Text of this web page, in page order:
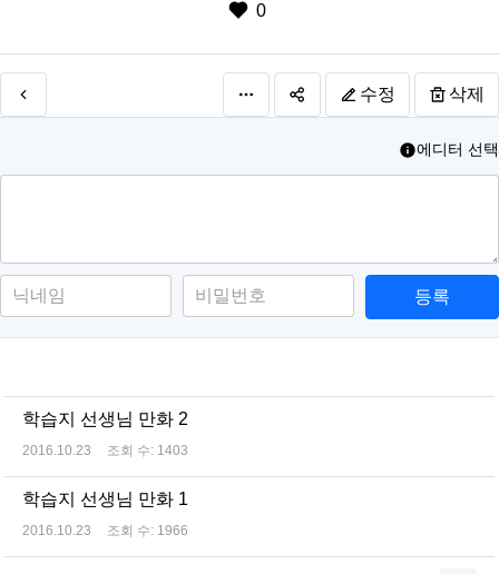
0
수정 삭제
에디터 선택
등록
학습지 선생님 만화 2
2016.10.23 조회 수: 1403
학습지 선생님 만화 1
2016.10.23 조회 수: 1966